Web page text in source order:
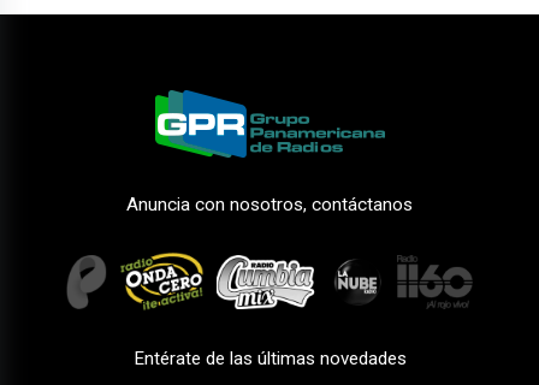
Anuncia con nosotros, contáctanos
Entérate de las últimas novedades